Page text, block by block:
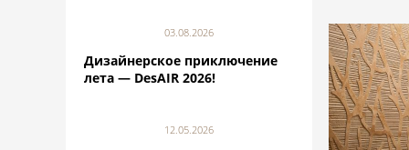
03.08.2026
Дизайнерское приключение
лета — DesAIR 2026!
12.05.2026